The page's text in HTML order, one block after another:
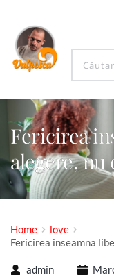
Fericirea
alegere,
Home
love
Fericirea inseamna
admin